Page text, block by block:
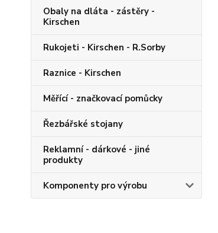
Obaly na dláta - zástěry -
Kirschen
Rukojeti - Kirschen - R.Sorby
Raznice - Kirschen
Měřící - značkovací pomůcky
Řezbářské stojany
Reklamní - dárkové - jiné
produkty
Komponenty pro výrobu